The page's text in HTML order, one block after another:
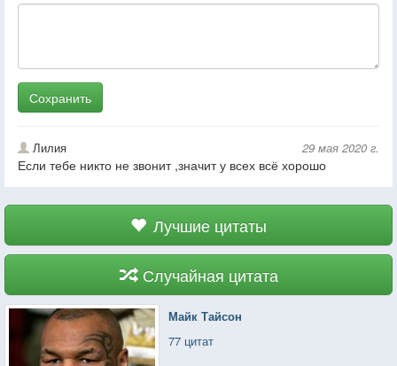
Сохранить
Лилия 29 мая 2020 г.
Если тебе никто не звонит ,значит у всех всё хорошо
Лучшие цитаты
Случайная цитата
Майк Тайсон
77 цитат